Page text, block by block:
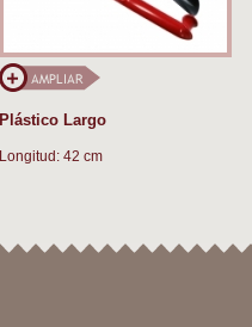
Plástico Largo
Longitud: 42 cm